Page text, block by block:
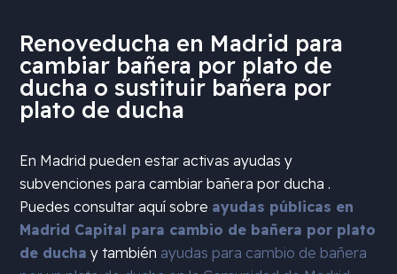
Renoveducha en Madrid para
cambiar bañera por plato de
ducha o sustituir bañera por
plato de ducha
En Madrid pueden estar activas ayudas y
subvenciones para cambiar bañera por ducha .
Puedes consultar aquí sobre ayudas públicas en
Madrid Capital para cambio de bañera por plato
de ducha y también ayudas para cambio de bañera